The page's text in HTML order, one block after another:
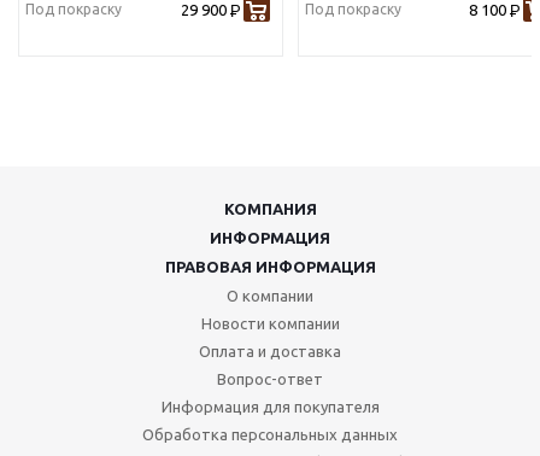
Под покраску 29 900 Р Под покраску 8 100 Р
КОМПАНИЯ
ИНФОРМАЦИЯ
ПРАВОВАЯ ИНФОРМАЦИЯ
О компании
Новости компании
Оплата и доставка
Вопрос-ответ
Информация для покупателя
Обработка персональных данных